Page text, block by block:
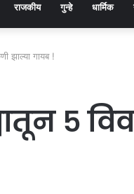
राजकीय गुन्हे धार्मिक
झाल्या गायब !
५